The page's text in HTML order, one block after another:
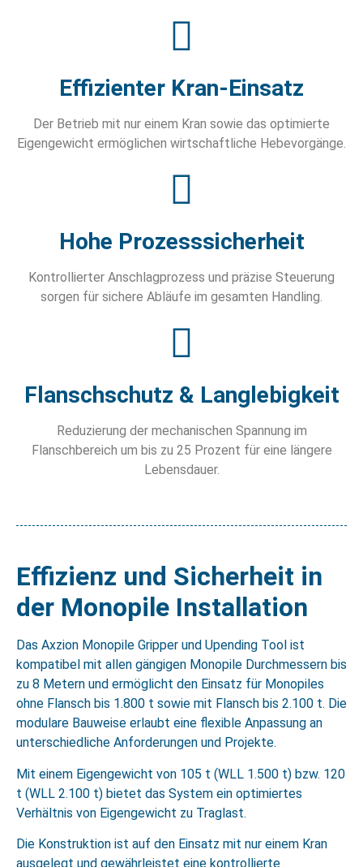
Effizienter Kran-Einsatz
Der Betrieb mit nur einem Kran sowie das optimierte
Eigengewicht ermöglichen wirtschaftliche Hebevorgänge.
Hohe Prozesssicherheit
Kontrollierter Anschlagprozess und präzise Steuerung
sorgen für sichere Abläufe im gesamten Handling.
Flanschschutz & Langlebigkeit
Reduzierung der mechanischen Spannung im
Flanschbereich um bis zu 25 Prozent für eine längere
Lebensdauer.
Effizienz und Sicherheit in
der Monopile Installation
Das Axzion Monopile Gripper und Upending Tool ist
kompatibel mit allen gängigen Monopile Durchmessern bis
zu 8 Metern und ermöglicht den Einsatz für Monopiles
ohne Flansch bis 1.800 t sowie mit Flansch bis 2.100 t. Die
modulare Bauweise erlaubt eine flexible Anpassung an
unterschiedliche Anforderungen und Projekte.
Mit einem Eigengewicht von 105 t (WLL 1.500 t) bzw. 120
t (WLL 2.100 t) bietet das System ein optimiertes
Verhältnis von Eigengewicht zu Traglast.
Die Konstruktion ist auf den Einsatz mit nur einem Kran
ausgelegt und gewährleistet eine kontrollierte